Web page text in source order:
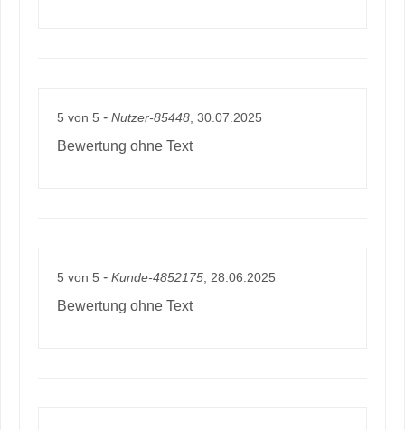
5 von 5 - Nutzer-85448 , 30.07.2025
Bewertung ohne Text
5 von 5 - Kunde-4852175 , 28.06.2025
Bewertung ohne Text